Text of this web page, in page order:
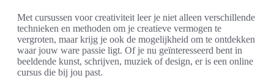
Met cursussen voor creativiteit leer je niet alleen verschillende
technieken en methoden om je creatieve vermogen te
vergroten, maar krijg je ook de mogelijkheid om te ontdekken
waar jouw ware passie ligt. Of je nu geïnteresseerd bent in
beeldende kunst, schrijven, muziek of design, er is een online
cursus die bij jou past.